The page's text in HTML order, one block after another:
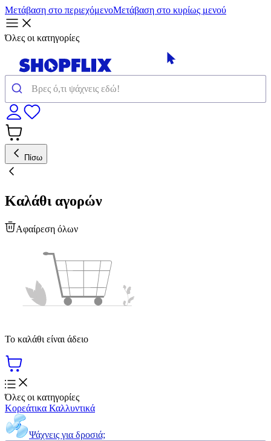
Μετάβαση στο περιεχόμενοΜετάβαση στο κυρίως μενού
Όλες οι κατηγορίες
Πίσω
Καλάθι αγορών
Αφαίρεση όλων
Το καλάθι είναι άδειο
Όλες οι κατηγορίες
Κορεάτικα Καλλυντικά
Ψάχνεις για δροσιά;